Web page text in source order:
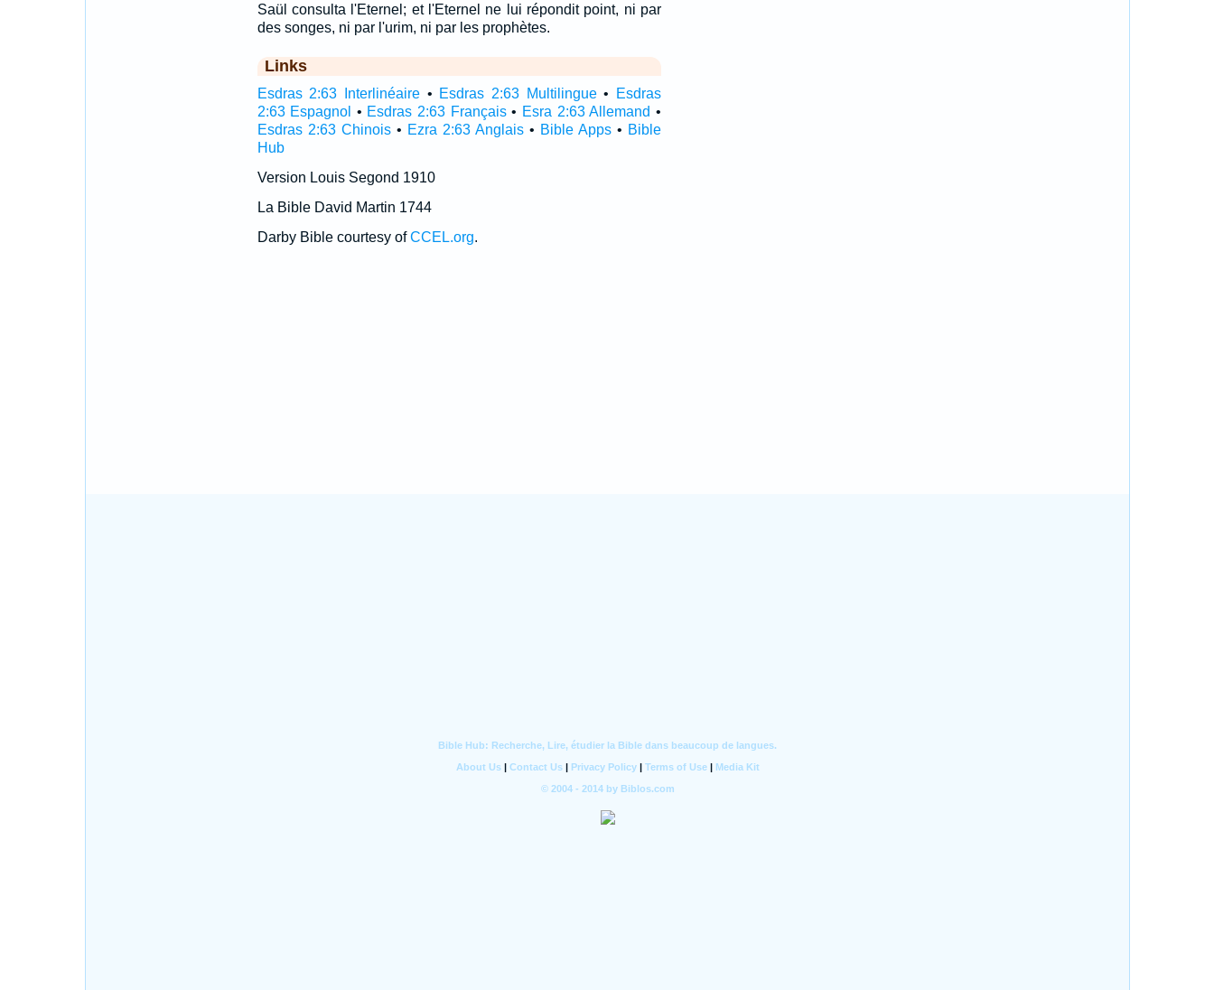
Saül consulta l'Eternel; et l'Eternel ne lui répondit point, ni par
des songes, ni par l'urim, ni par les prophètes.
Links
Esdras 2:63 Interlinéaire• Esdras 2:63 Multilingue•
Esdras
2:63 Espagnol • Esdras 2:63 Français• Esra 2:63 Allemand •
Esdras 2:63 Chinois• Ezra 2:63 Anglais• Bible Apps• Bible
Hub
Version Louis Segond 1910
La Bible David Martin 1744
Darby Bible courtesy ofCCEL.org.